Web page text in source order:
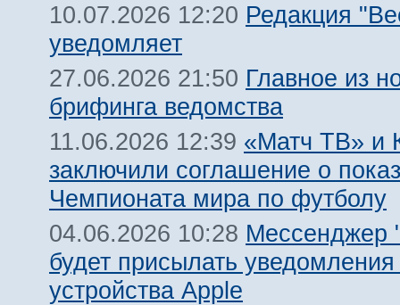
10.07.2026 12:20 Редакция
уведомляет
27.06.2026 21:50 Главное из
брифинга ведомства
11.06.2026 12:39 «Матч ТВ» и
заключили соглашение о
Чемпионата мира по футболу
04.06.2026 10:28 Мессенджер
будет присылать
устройства Apple